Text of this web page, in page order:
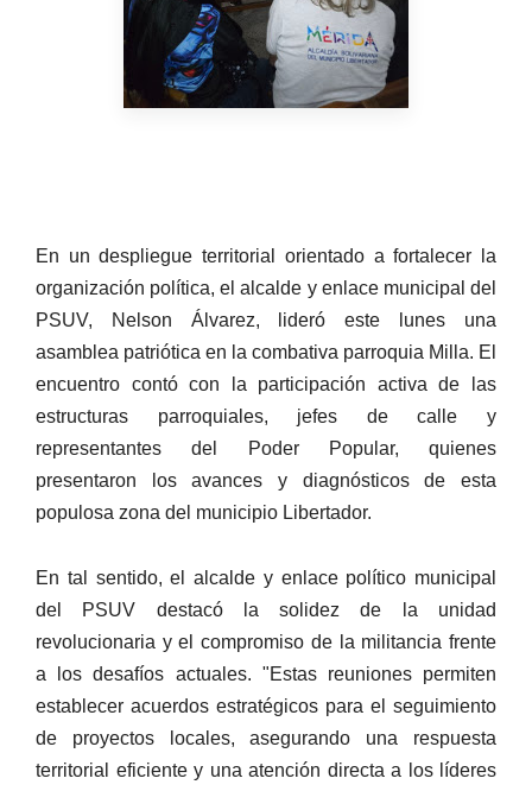
En un despliegue territorial orientado a fortalecer la
organización política, el alcalde y enlace municipal del
PSUV, Nelson Álvarez, lideró este lunes una
asamblea patriótica en la combativa parroquia Milla. El
encuentro contó con la participación activa de las
estructuras parroquiales, jefes de calle y
representantes del Poder Popular, quienes
presentaron los avances y diagnósticos de esta
populosa zona del municipio Libertador.
En tal sentido, el alcalde y enlace político municipal
del PSUV destacó la solidez de la unidad
revolucionaria y el compromiso de la militancia frente
a los desafíos actuales. "Estas reuniones permiten
establecer acuerdos estratégicos para el seguimiento
de proyectos locales, asegurando una respuesta
territorial eficiente y una atención directa a los líderes